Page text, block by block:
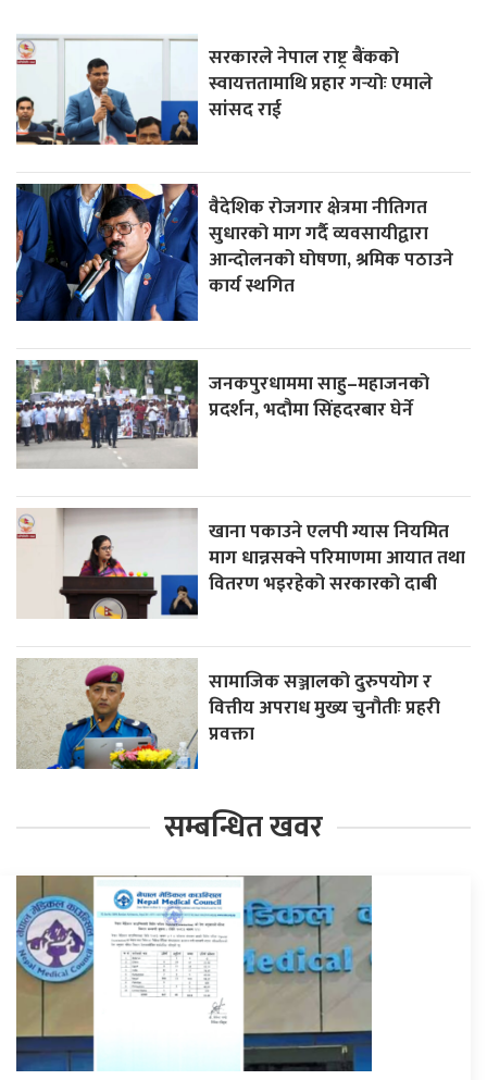
सरकारले नेपाल राष्ट्र बैंकको
स्वायत्ततामाथि प्रहार गर्‍योः एमाले
सांसद राई
वैदेशिक रोजगार क्षेत्रमा नीतिगत
सुधारको माग गर्दै व्यवसायीद्वारा
आन्दोलनको घोषणा, श्रमिक पठाउने
कार्य स्थगित
जनकपुरधाममा साहु–महाजनको
प्रदर्शन, भदौमा सिंहदरबार घेर्ने
खाना पकाउने एलपी ग्यास नियमित
माग धान्नसक्ने परिमाणमा आयात तथा
वितरण भइरहेको सरकारको दाबी
सामाजिक सञ्जालको दुरुपयोग र
वित्तीय अपराध मुख्य चुनौतीः प्रहरी
प्रवक्ता
सम्बन्धित खवर